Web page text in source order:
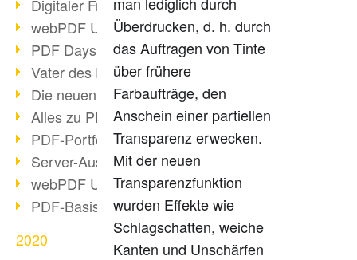
Digitaler Freigabeprozess
webPDF Update 8.0.0.2255
PDF Days Europe 2021
Vater des PDF gestorben
Die neuen PDF Standards 2020
Alles zu PDF/A-4
PDF-Portfolio erstellen
Server-Auslastung Status-Seite
webPDF Update 8.0.0.2229
PDF-Basisdatenpflege mit webPDF
2020
Überdrucken, d. h. durch
das Auftragen von Tinte
über frühere
Farbaufträge, den
Anschein einer partiellen
Transparenz erwecken.
Mit der neuen
Transparenzfunktion
wurden Effekte wie
Schlagschatten, weiche
Kanten und Unschärfen